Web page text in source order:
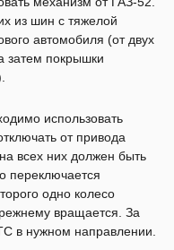
из шин с тяжелой
автомобиля (от двух
затем покрышки
использовать
от привода
всех них должен быть
переключается
одно колесо
вращается. За
в нужном направлении.